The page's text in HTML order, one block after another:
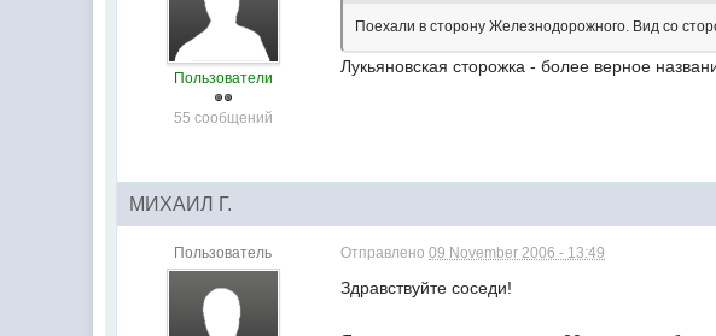
Пользователи
55 сообщений
Поехали в сторону Железнодорожного. Вид со
Лукьяновская сторожка - более верное
МИХАИЛ Г.
Пользователь Отправлено09 November 2006 - 13:49
Здравствуйте соседи!